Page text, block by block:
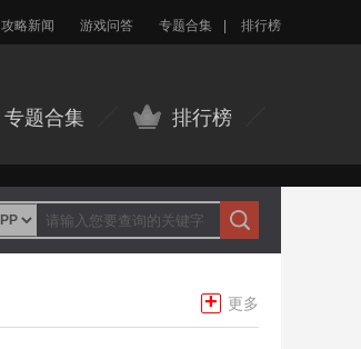
攻略新闻 游戏问答 专题合集 排行榜
专题合集 排行榜
+ 更多